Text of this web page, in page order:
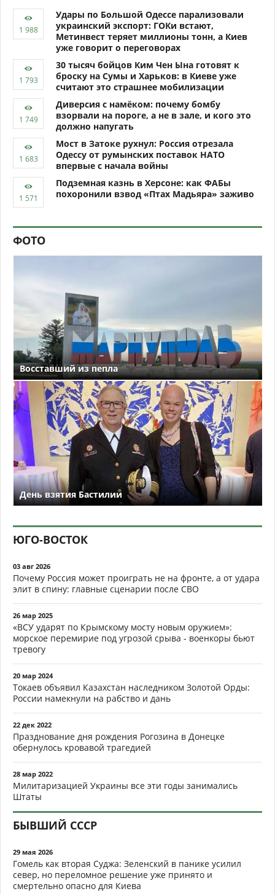
Удары по Большой Одессе парализовали
украинский экспорт: ГОКи встают,
Метинвест теряет миллионы тонн, а Киев
уже говорит о переговорах
30 тысяч бойцов Ким Чен Ына готовят к
броску на Сумы и Харьков: в Киеве уже
считают это страшнее мобилизации
Диверсия с намёком: почему бомбу
взорвали на пороге, а не в зале, и кого это
должно напугать
Мост в Затоке рухнул: Россия отрезала
Одессу от румынских поставок НАТО
впервые с начала войны
Подземная казнь в Херсоне: как ФАБы
похоронили взвод «Птах Мадьяра» заживо
ФОТО
Восставший из пепла
День взятия Бастилии
ЮГО-ВОСТОК
03 авг 2026
Почему Россия может проиграть не на фронте, а от удара
элит в спину: главные сценарии после СВО
26 мар 2025
«ВСУ ударят по Крымскому мосту новым оружием»:
морское перемирие под угрозой срыва - военкоры бьют
тревогу
20 мар 2024
Токаев объявил Казахстан наследником Золотой Орды:
России намекнули на рабство и дань
22 дек 2022
Празднование дня рождения Рогозина в Донецке
обернулось кровавой трагедией
28 мар 2022
Милитаризацией Украины все эти годы занимались
Штаты
БЫВШИЙ СССР
29 мая 2026
Гомель как вторая Суджа: Зеленский в панике усилил
север, но переломное решение уже принято и
смертельно опасно для Киева